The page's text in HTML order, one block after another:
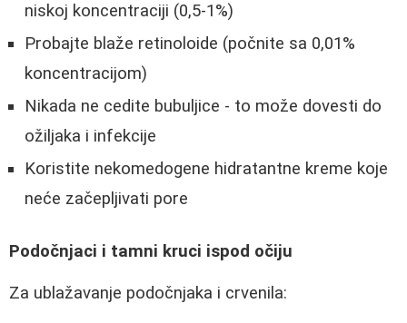
niskoj koncentraciji (0,5-1%)
Probajte blaže retinoloide (počnite sa 0,01%
koncentracijom)
Nikada ne cedite bubuljice - to može dovesti do
ožiljaka i infekcije
Koristite nekomedogene hidratantne kreme koje
neće začepljivati pore
Podočnjaci i tamni kruci ispod očiju
Za ublažavanje podočnjaka i crvenila: